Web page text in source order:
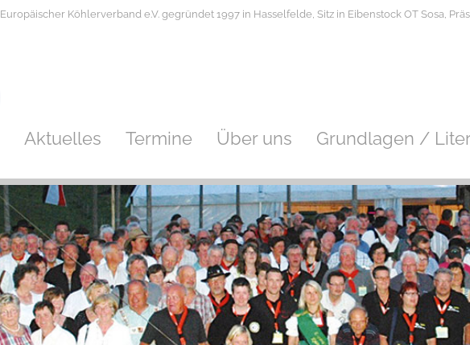
Europäischer Köhlerverband e.V. gegründet 1997 in Hasselfelde, Sitz in Eibenstock OT Sosa,
Aktuelles Termine Über uns Grundlagen /